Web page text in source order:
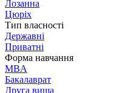
Лозанна
Цюріх
Тип власності
Державні
Приватні
Форма навчання
MBA
Бакалаврат
Друга вища